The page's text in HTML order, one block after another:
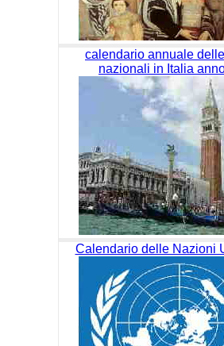
calendario annuale
nazionali in Italia
Calendario delle Nazioni